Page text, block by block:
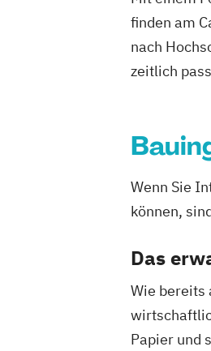
Elektro- und
Engineering
Game Design
Gestaltung
Industriedesign
Profil
Leit- und
Materials
finden am
nach
zeitlich
Wenn Sie
können,
Das
Wie bereits
Papier und